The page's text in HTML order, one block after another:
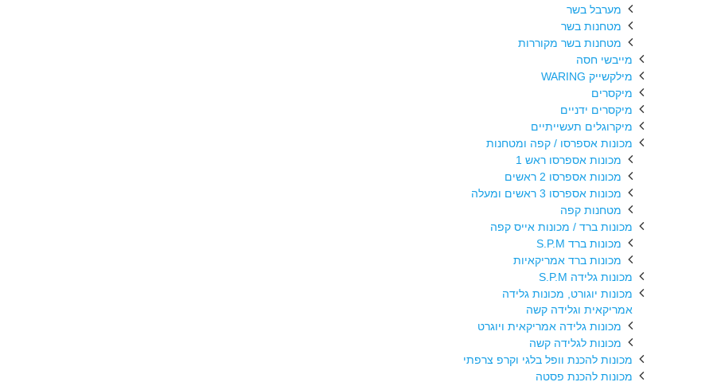
מערבל בשר
מטחנות בשר
מטחנות בשר מקוררות
מייבשי חסה
מילקשייק WARING
מיקסרים
מיקסרים ידניים
מיקרוגלים תעשייתיים
מכונות אספרסו / קפה ומטחנות
מכונות אספרסו ראש 1
מכונות אספרסו 2 ראשים
מכונות אספרסו 3 ראשים ומעלה
מטחנות קפה
מכונות ברד / מכונות אייס קפה
מכונות ברד S.P.M
מכונות ברד אמריקאיות
מכונות גלידה S.P.M
מכונות יוגורט, מכונות גלידה
אמריקאית וגלידה קשה
מכונות גלידה אמריקאית ויוגרט
מכונות לגלידה קשה
מכונות להכנת וופל בלגי וקרפ צרפתי
מכונות להכנת פסטה